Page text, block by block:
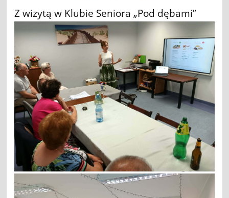
Z wizytą w Klubie Seniora „Pod dębami”